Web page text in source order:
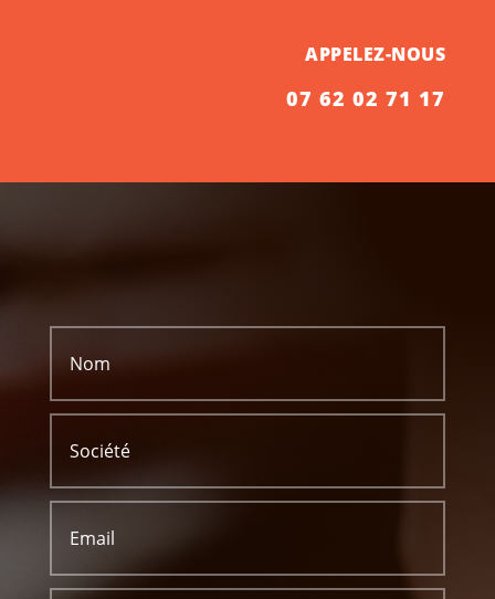
APPELEZ-NOUS
07 62 02 71 17